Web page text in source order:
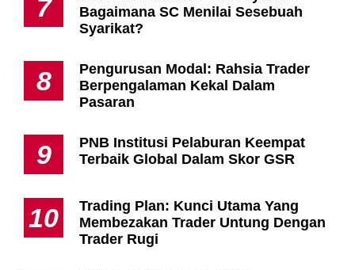
7
Bagaimana SC Menilai Sesebuah
Syarikat?
8
Pengurusan Modal: Rahsia Trader
Berpengalaman Kekal Dalam
Pasaran
9
PNB Institusi Pelaburan Keempat
Terbaik Global Dalam Skor GSR
10
Trading Plan: Kunci Utama Yang
Membezakan Trader Untung Dengan
Trader Rugi